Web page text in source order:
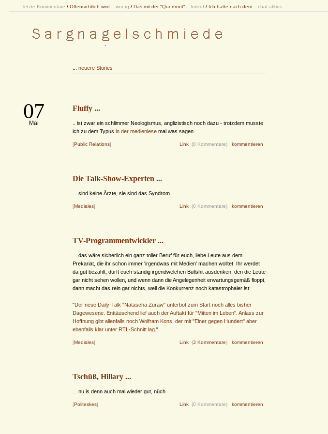
letzte Kommentare / Offensichtlich wird... wuerg / Das mit der "Querfront"... kristof / Ich hatte nach dem... chat atkins
neuere Stories
07
Mai
Fluffy ...
.. ist zwar ein schlimmer Neologismus, anglizistisch noch dazu - trotzdem musste
ich zu dem Typus in der medienlese mal was sagen.
[Public Relations] Link (0 Kommentare) kommentieren
Die Talk-Show-Experten ...
... sind keine Ärzte, sie sind das Syndrom.
[Mediales] Link (0 Kommentare) kommentieren
TV-Programmentwickler ...
... das wäre sicherlich ein ganz toller Beruf für euch, liebe Leute aus dem
Prekariat, die ihr schon immer 'irgendwas mit Medien' machen wolltet. Ihr werdet
da gut bezahlt, dürft euch ständig irgendwelchen Bullshit ausdenken, den die Leute
gar nicht sehen wollen, und wenn dann die Angelegenheit erwartungsgemäß floppt,
dann macht das rein gar nichts, weil die Konkurrenz noch katastrophaler ist:
"Der neue Daily-Talk "Natascha Zuraw" unterbot zum Start noch alles bisher
Dagewesene. Enttäuschend lief auch der Auftakt für "Mitten im Leben". Anlass zur
Hoffnung gibt allenfalls noch Wolfram Kons, der mit "Einer gegen Hundert" aber
ebenfalls klar unter RTL-Schnitt lag. "
[Mediales] Link (3 Kommentare) kommentieren
Tschüß, Hillary ...
... nu is denn auch mal wieder gut, nüch.
[Politeskes] Link (0 Kommentare) kommentieren